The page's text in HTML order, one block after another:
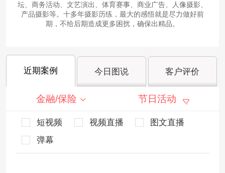
坛、商务活动、文艺演出、体育赛事、商业广告、人像摄影、
产品摄影等。十多年摄影历练，最大的感悟就是尽力做好前
期，不给后期造成更多困扰，确保出精品。
近期案例 今日图说 客户评价
金融/保险 节日活动
短视频 视频直播
图文直播
弹幕